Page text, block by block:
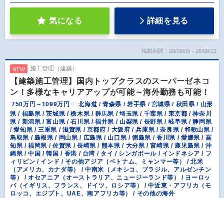
気になる 詳細を見る
掲載期間：26/08/05～26/08/19
NEW 施工管理（建築）
【建築施工管理】国内トップクラスのスーパーゼネコ
ン！多様なキャリアアップが可能～海外勤務も可能！
750万円～1099万円
北海道 / 青森県 / 岩手県 / 宮城県 / 秋田県 / 山形
県 / 福島県 / 茨城県 / 栃木県 / 群馬県 / 埼玉県 / 千葉県 / 東京都 / 神奈川
県 / 新潟県 / 富山県 / 石川県 / 福井県 / 山梨県 / 長野県 / 岐阜県 / 静岡県
/ 愛知県 / 三重県 / 滋賀県 / 京都府 / 大阪府 / 兵庫県 / 奈良県 / 和歌山県 /
鳥取県 / 島根県 / 岡山県 / 広島県 / 山口県 / 徳島県 / 香川県 / 愛媛県 / 高
知県 / 福岡県 / 佐賀県 / 長崎県 / 熊本県 / 大分県 / 宮崎県 / 鹿児島県 / 沖
縄県 / 中国 / 韓国 / 香港 / 台湾 / タイ / シンガポール / インドネシア / フ
ィリピン / インド / その他アジア（ベトナム、ミャンマー等） / 北米
（アメリカ、カナダ等） / 中南米（メキシコ、ブラジル、アルゼンチン
等） / オセアニア（オーストラリア、ニュージーランド等） / ヨーロッ
パ（イギリス、フランス、ドイツ、ロシア等） / 中近東・アフリカ（モ
ロッコ、エジプト、UAE、南アフリカ等） / その他の海外